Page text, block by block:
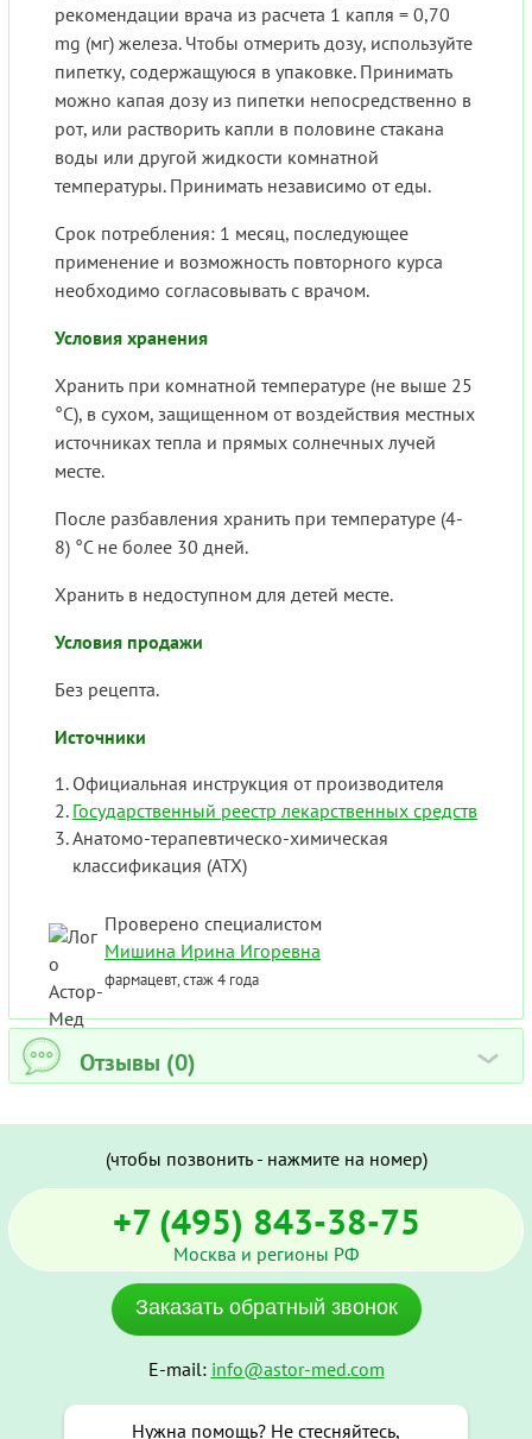
рекомендации врача из расчета 1 капля = 0,70
mg (мг) железа. Чтобы отмерить дозу, используйте
пипетку, содержащуюся в упаковке. Принимать
можно капая дозу из пипетки непосредственно в
рот, или растворить капли в половине стакана
воды или другой жидкости комнатной
температуры. Принимать независимо от еды.
Срок потребления: 1 месяц, последующее
применение и возможность повторного курса
необходимо согласовывать с врачом.
Условия хранения
Хранить при комнатной температуре (не выше 25
°C), в сухом, защищенном от воздействия местных
источниках тепла и прямых солнечных лучей
месте.
После разбавления хранить при температуре (4-
8) °C не более 30 дней.
Хранить в недоступном для детей месте.
Условия продажи
Без рецепта.
Источники
Официальная инструкция от производителя
Государственный реестр лекарственных средств
Анатомо-терапевтическо-химическая
классификация (ATX)
Проверено специалистом
Мишина Ирина Игоревна
фармацевт, стаж 4 года
Отзывы (0) ›
(чтобы позвонить - нажмите на номер)
+7 (495) 843-38-75
Москва и регионы РФ
Заказать обратный звонок
E-mail: info@astor-med.com
Нужна помощь? Не стесняйтесь,